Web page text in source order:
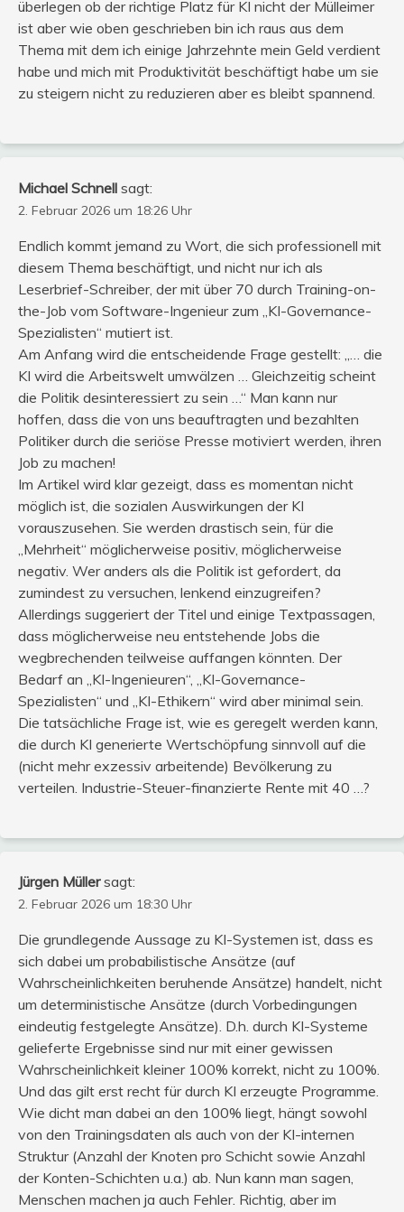
überlegen ob der richtige Platz für KI nicht der Mülleimer
ist aber wie oben geschrieben bin ich raus aus dem
Thema mit dem ich einige Jahrzehnte mein Geld verdient
habe und mich mit Produktivität beschäftigt habe um sie
zu steigern nicht zu reduzieren aber es bleibt spannend.
Michael Schnell sagt:
2. Februar 2026 um 18:26 Uhr
Endlich kommt jemand zu Wort, die sich professionell mit
diesem Thema beschäftigt, und nicht nur ich als
Leserbrief-Schreiber, der mit über 70 durch Training-on-
the-Job vom Software-Ingenieur zum „KI-Governance-
Spezialisten“ mutiert ist.
Am Anfang wird die entscheidende Frage gestellt: „… die
KI wird die Arbeitswelt umwälzen … Gleichzeitig scheint
die Politik desinteressiert zu sein …“ Man kann nur
hoffen, dass die von uns beauftragten und bezahlten
Politiker durch die seriöse Presse motiviert werden, ihren
Job zu machen!
Im Artikel wird klar gezeigt, dass es momentan nicht
möglich ist, die sozialen Auswirkungen der KI
vorauszusehen. Sie werden drastisch sein, für die
„Mehrheit“ möglicherweise positiv, möglicherweise
negativ. Wer anders als die Politik ist gefordert, da
zumindest zu versuchen, lenkend einzugreifen?
Allerdings suggeriert der Titel und einige Textpassagen,
dass möglicherweise neu entstehende Jobs die
wegbrechenden teilweise auffangen könnten. Der
Bedarf an „KI-Ingenieuren“, „KI-Governance-
Spezialisten“ und „KI-Ethikern“ wird aber minimal sein.
Die tatsächliche Frage ist, wie es geregelt werden kann,
die durch KI generierte Wertschöpfung sinnvoll auf die
(nicht mehr exzessiv arbeitende) Bevölkerung zu
verteilen. Industrie-Steuer-finanzierte Rente mit 40 …?
Jürgen Müller sagt:
2. Februar 2026 um 18:30 Uhr
Die grundlegende Aussage zu KI-Systemen ist, dass es
sich dabei um probabilistische Ansätze (auf
Wahrscheinlichkeiten beruhende Ansätze) handelt, nicht
um deterministische Ansätze (durch Vorbedingungen
eindeutig festgelegte Ansätze). D.h. durch KI-Systeme
gelieferte Ergebnisse sind nur mit einer gewissen
Wahrscheinlichkeit kleiner 100% korrekt, nicht zu 100%.
Und das gilt erst recht für durch KI erzeugte Programme.
Wie dicht man dabei an den 100% liegt, hängt sowohl
von den Trainingsdaten als auch von der KI-internen
Struktur (Anzahl der Knoten pro Schicht sowie Anzahl
der Konten-Schichten u.a.) ab. Nun kann man sagen,
Menschen machen ja auch Fehler. Richtig, aber im